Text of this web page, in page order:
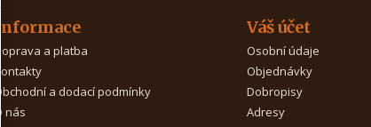
Informace
Doprava a platba
Kontakty
Obchodní a dodací podmínky
O nás
Váš účet
Osobní údaje
Objednávky
Dobropisy
Adresy